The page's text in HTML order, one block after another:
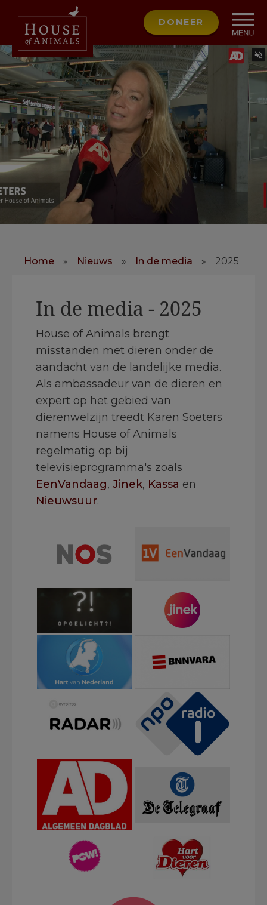
DONEER
Home » Nieuws » In de media » 2025
In de media - 2025
House of Animals brengt
misstanden met dieren onder de
aandacht van de landelijke media.
Als ambassadeur van de dieren en
expert op het gebied van
dierenwelzijn treedt Karen Soeters
namens House of Animals
regelmatig op bij
televisieprogramma's zoals
EenVandaag, Jinek, Kassa en
Nieuwsuur.